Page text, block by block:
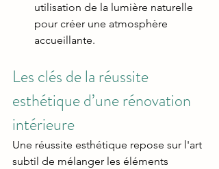
utilisation de la lumière naturelle
pour créer une atmosphère
accueillante.
Les clés de la réussite
esthétique d’une rénovation
intérieure
Une réussite esthétique repose sur l'art
subtil de mélanger les éléments